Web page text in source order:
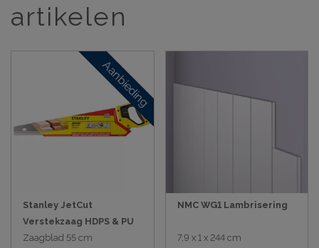
artikelen
Aanbieding
Stanley JetCut
Verstekzaag HDPS & PU
Zaagblad 55 cm
NMC WG1 Lambrisering
7,9 x 1 x 244 cm